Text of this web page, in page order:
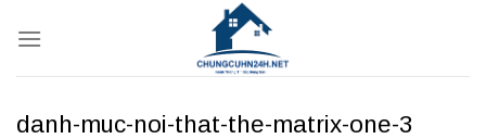
qua
danh-muc-noi-that-the-matrix-one-3